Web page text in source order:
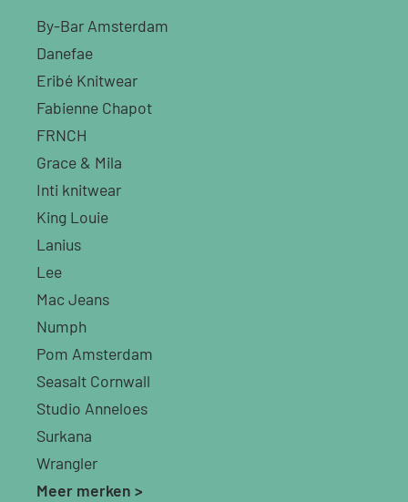
By-Bar Amsterdam
Danefae
Eribé Knitwear
Fabienne Chapot
FRNCH
Grace & Mila
Inti knitwear
King Louie
Lanius
Lee
Mac Jeans
Numph
Pom Amsterdam
Seasalt Cornwall
Studio Anneloes
Surkana
Wrangler
Meer merken >